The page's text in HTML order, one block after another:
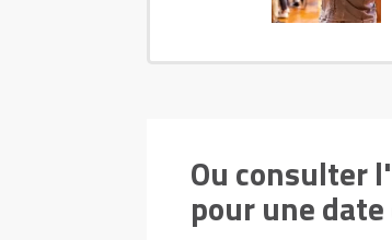
Ou consulter
pour une